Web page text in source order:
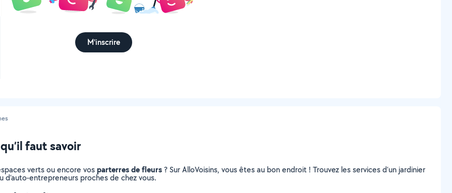
M'inscrire
faut savoir
verts ou encore vosparterres de fleurs? Sur AlloVoisins, vous êtes au bon endroit ! Trouvez les services d’un jardinier
entrepreneurs proches de chez vous.